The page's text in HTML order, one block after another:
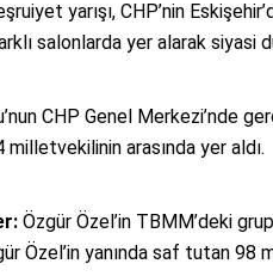
yarışı, CHP’nin
salonlarda yer alarak siyasi
CHP Genel Merkezi’nde
arasında yer aldı.
Özgür Özel’in TBMM’deki
Özel’in yanında saf tutan